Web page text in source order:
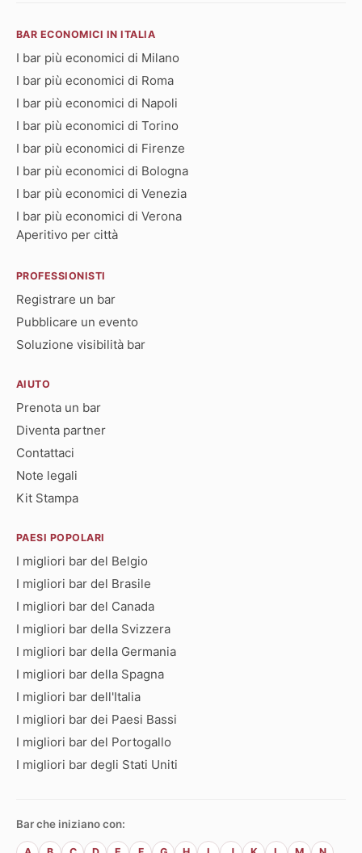
BAR ECONOMICI IN ITALIA
I bar più economici di Milano
I bar più economici di Roma
I bar più economici di Napoli
I bar più economici di Torino
I bar più economici di Firenze
I bar più economici di Bologna
I bar più economici di Venezia
I bar più economici di Verona
Aperitivo per città
PROFESSIONISTI
Registrare un bar
Pubblicare un evento
Soluzione visibilità bar
AIUTO
Prenota un bar
Diventa partner
Contattaci
Note legali
Kit Stampa
PAESI POPOLARI
I migliori bar del Belgio
I migliori bar del Brasile
I migliori bar del Canada
I migliori bar della Svizzera
I migliori bar della Germania
I migliori bar della Spagna
I migliori bar dell'Italia
I migliori bar dei Paesi Bassi
I migliori bar del Portogallo
I migliori bar degli Stati Uniti
Bar che iniziano con: